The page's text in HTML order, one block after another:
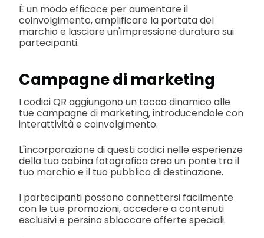
È un modo efficace per aumentare il
coinvolgimento, amplificare la portata del
marchio e lasciare un'impressione duratura sui
partecipanti.
Campagne di marketing
I codici QR aggiungono un tocco dinamico alle
tue campagne di marketing, introducendole con
interattività e coinvolgimento.
L'incorporazione di questi codici nelle esperienze
della tua cabina fotografica crea un ponte tra il
tuo marchio e il tuo pubblico di destinazione.
I partecipanti possono connettersi facilmente
con le tue promozioni, accedere a contenuti
esclusivi e persino sbloccare offerte speciali.